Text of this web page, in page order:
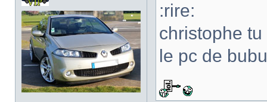
:rire:
christophe
le pc de